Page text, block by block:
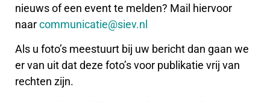
nieuws of een event te melden? Mail hiervoor
naarcommunicatie@siev.nl
Als u foto’s meestuurt bij uw bericht dan gaan we
er van uit dat deze foto’s voor publikatie vrij van
rechten zijn.